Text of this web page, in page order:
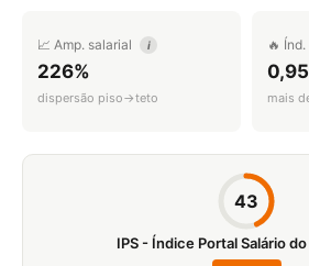
📈 Amp. salarial i
226%
dispersão piso→teto
🔥
0,95
mais
43
IPS - Índice Portal Salário